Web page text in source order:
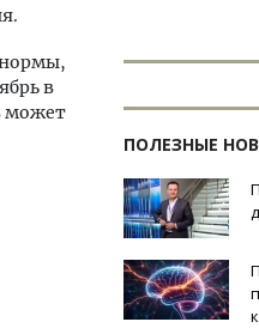
нормы,
в
может
ПОЛЕЗНЫЕ